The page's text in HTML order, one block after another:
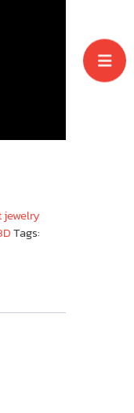
jewelry
Tags: